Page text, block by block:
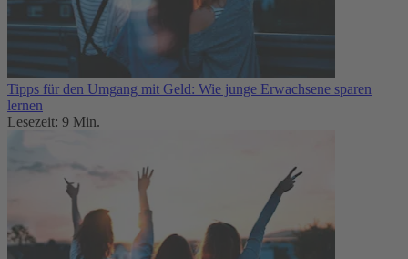
Tipps für den Umgang mit Geld: Wie junge Erwachsene sparen
lernen
Lesezeit: 9 Min.